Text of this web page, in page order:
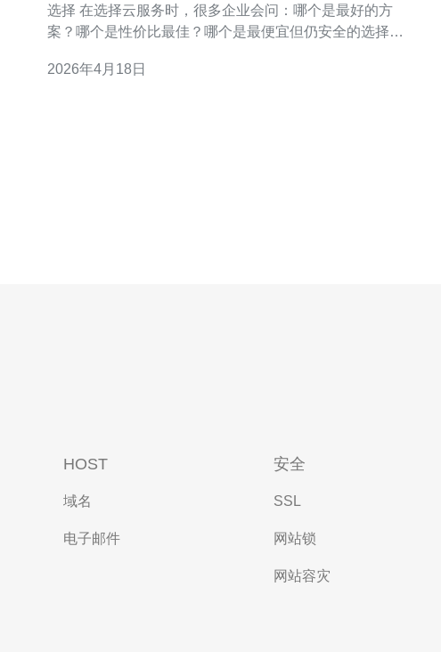
选择 在选择云服务时，很多企业会问：哪个是最好的方
案？哪个是性价比最佳？哪个是最便宜但仍安全的选择？
规建议角度出发，逐项拆解网络、主机、应用与数据层面
2026年4月18日
HOST
域名
电子邮件
安全
SSL
网站锁
网站容灾